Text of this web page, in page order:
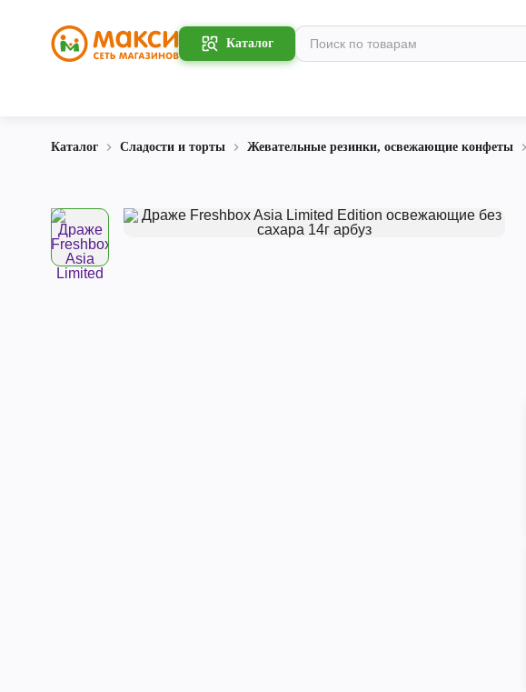
Каталог
Каталог Сладости и торты Жевательные резинки, освежающие конфеты